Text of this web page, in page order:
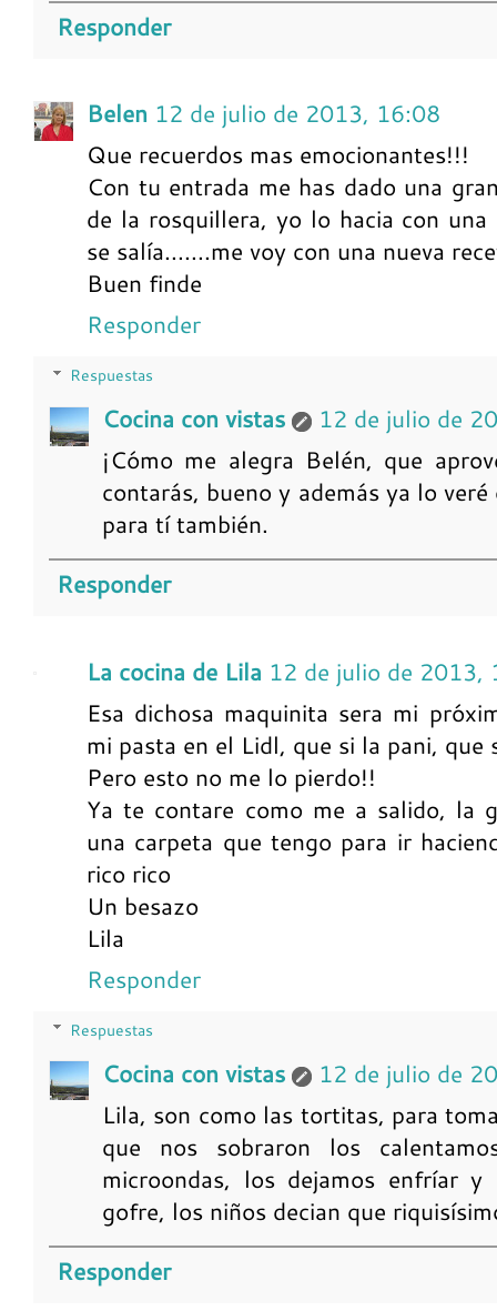
Responder
Belen 12 de julio de 2013, 16:08
Que recuerdos mas emocionantes!!!
Con tu entrada me has dado una
de la rosquillera, yo lo hacia con
se salía.......me voy con una nueva
Buen finde
Responder
Respuestas
Cocina con vistas
12 de julio de
¡Cómo me alegra Belén, que
contarás, bueno y además ya lo
para tí también.
Responder
La cocina de Lila 12 de julio de 2013,
Esa dichosa maquinita sera mi
mi pasta en el Lidl, que si la pani, que
Pero esto no me lo pierdo!!
Ya te contare como me a salido, la
una carpeta que tengo para ir
rico rico
Un besazo
Lila
Responder
Respuestas
Cocina con vistas
12 de julio de
Lila, son como las tortitas, para
que nos sobraron los
microondas, los dejamos enfríar
gofre, los niños decian que
Responder